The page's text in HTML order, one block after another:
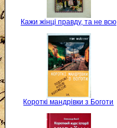
Кажи жінці правду, та не всю
Короткі мандрівки з Боготи